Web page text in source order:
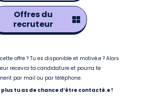
Offres du
recruteur
offre ? Tu es disponible et motivé.e ? Alors
recevra ta candidature et pourra te
par mail ou par téléphone.
plus tu as de chance d’être contacté.e !